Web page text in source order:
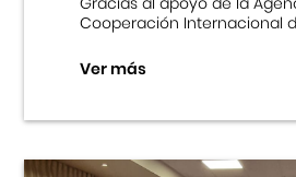
Cooperación Internacional
Ver más